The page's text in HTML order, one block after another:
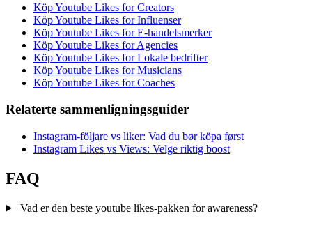
Köp Youtube Likes for Creators
Köp Youtube Likes for Influenser
Köp Youtube Likes for E-handelsmerker
Köp Youtube Likes for Agencies
Köp Youtube Likes for Lokale bedrifter
Köp Youtube Likes for Musicians
Köp Youtube Likes for Coaches
Relaterte sammenligningsguider
Instagram-följare vs liker: Vad du bør köpa først
Instagram Likes vs Views: Velge riktig boost
FAQ
Vad er den beste youtube likes-pakken for awareness?